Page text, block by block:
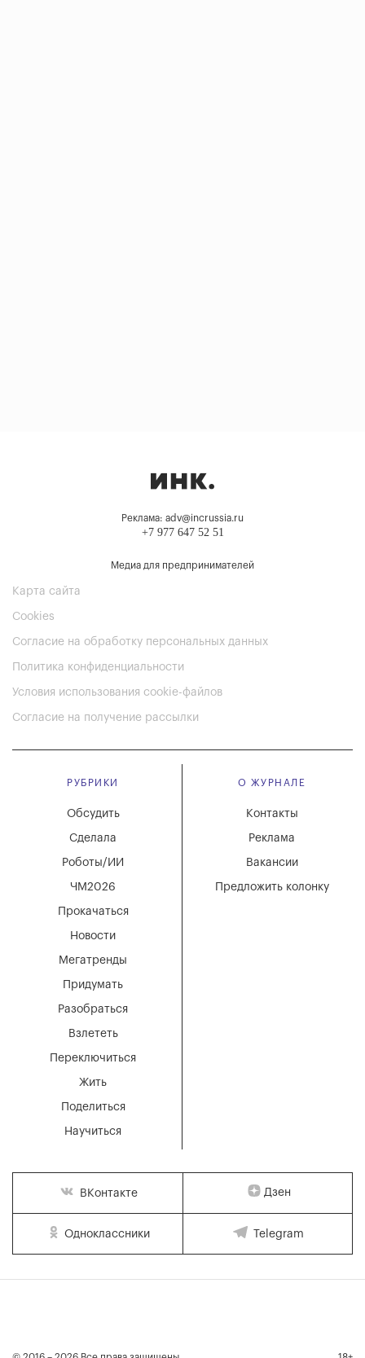
Реклама: adv@incrussia.ru
+7 977 647 52 51
Медиа для предпринимателей
Карта сайта
Cookies
Согласие на обработку персональных данных
Политика конфиденциальности
Условия использования cookie-файлов
Согласие на получение рассылки
РУБРИКИ
Мегатренды
Придумать
Разобраться
Взлететь
Новости
Переключиться
Жить
Поделиться
Научиться
Обсудить
Сделала
Роботы/ИИ
ЧМ2026
Прокачаться
О ЖУРНАЛЕ
Вакансии
Реклама
Контакты
Предложить колонку
ВКонтакте Дзен
Одноклассники Telegram